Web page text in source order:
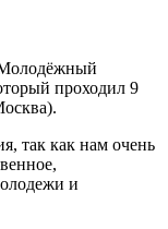
Молодёжный
проходил 9
так как нам очень
и